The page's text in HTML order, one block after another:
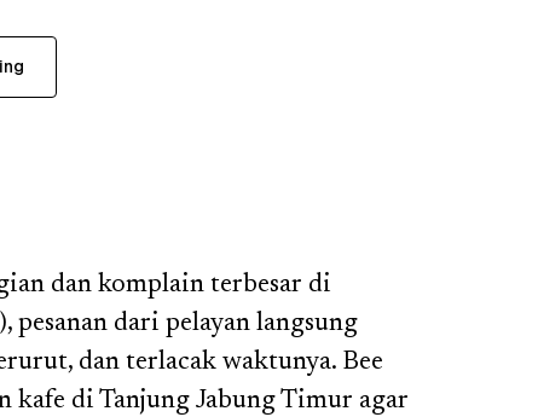
dan komplain terbesar di
dari pelayan langsung
dan terlacak waktunya. Bee
kafe di Tanjung Jabung Timur agar